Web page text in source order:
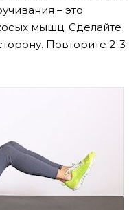
– это
мышц. Сделайте
Повторите 2-3